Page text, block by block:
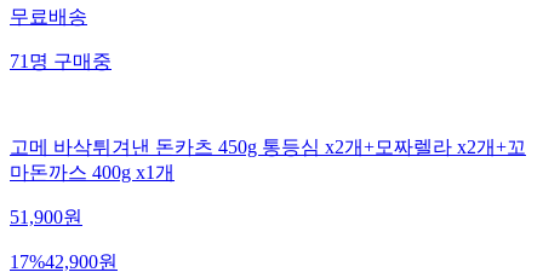
무료배송
71명구매중
고메 바삭튀겨낸 돈카츠 450g 통등심 x2개+모짜렐라 x2개+꼬
마돈까스 400g x1개
51,900원
17%42,900원